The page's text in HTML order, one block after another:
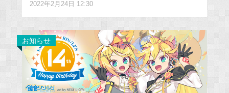
2022年2月24日 12:30
お知らせ